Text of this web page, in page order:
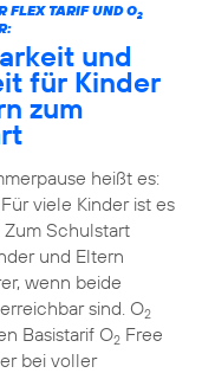
FLEX TARIF UND O2
und
für Kinder
zum
heißt es:
viele Kinder ist es
Schulstart
und Eltern
wenn beide
sind. O2
Basistarif O2Free
bei voller